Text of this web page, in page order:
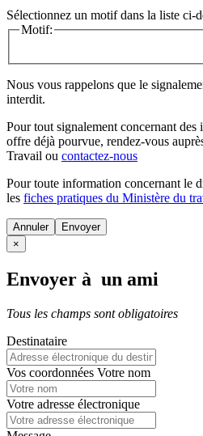
Sélectionnez un motif dans la liste ci-
Motif:
Nous vous rappelons que le
interdit.
Pour tout signalement concernant des
offre déjà pourvue, rendez-vous
Travail ou contactez-nous
Pour toute information concernant le
les fiches pratiques du Ministère du
Annuler
×
Envoyer à un ami
Tous les champs sont obligatoires
Destinataire
Vos coordonnées Votre nom
Votre adresse électronique